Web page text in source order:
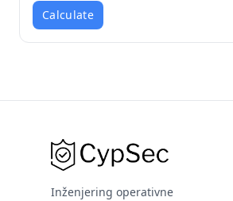
Calculate
Inženjering operativne